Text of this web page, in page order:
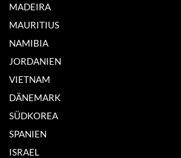
MADEIRA
MAURITIUS
NAMIBIA
JORDANIEN
VIETNAM
DÄNEMARK
SÜDKOREA
SPANIEN
ISRAEL